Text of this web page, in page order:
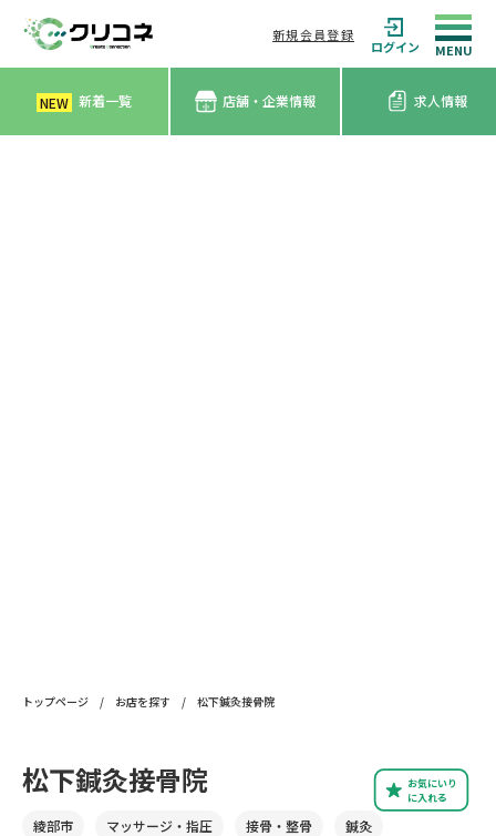
新規会員登録
ログイン
NEW 新着一覧 店舗・企業情報 求人情報
トップページ / お店を探す / 松下鍼灸接骨院
お気にいり
に入れる
松下鍼灸接骨院
綾部市 マッサージ・指圧 接骨・整骨 鍼灸